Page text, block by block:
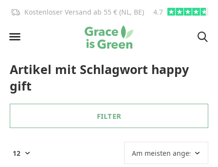
Kostenloser Versand ab 55 € (NL, BE) 4.7
Artikel mit Schlagwort happy
gift
FILTER